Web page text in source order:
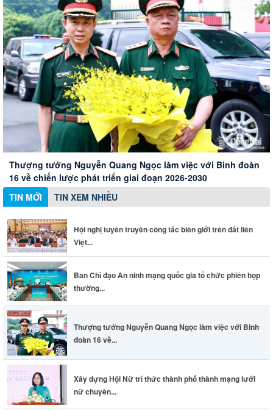
TIN MỚI TIN XEM NHIỀU
Hội nghị tuyên truyền công tác biên giới trên đất liền Việt
Nam - Campuchia
Ban Chỉ đạo An ninh mạng quốc gia tổ chức phiên họp
thường kỳ
Thượng tướng Nguyễn Quang Ngọc làm việc với Binh đoàn
16 về chiến lược phát triển giai đoạn 2026-2030
Xây dựng Hội Nữ trí thức thành phố thành mạng lưới nữ
chuyên gia chất lượng
Thành phố Đồng Nai đánh giá cao những đóng góp của
doanh nghiệp Đức
Hội nghị tuyên truyền công tác biên giới trên đất liền
Việt...
Ban Chỉ đạo An ninh mạng quốc gia tổ chức phiên họp
thường...
Thượng tướng Nguyễn Quang Ngọc làm việc với Binh
đoàn 16 về...
Xây dựng Hội Nữ trí thức thành phố thành mạng lưới
nữ chuyên...